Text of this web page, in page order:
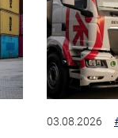
03.08.2026